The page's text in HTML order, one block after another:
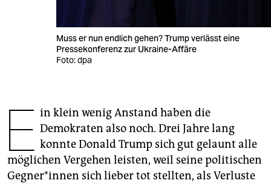
genossenschaft
epaper login
Muss er nun endlich gehen? Trump verlässt eine
Pressekonferenz zur Ukraine-Affäre
Foto: dpa
E in klein wenig Anstand haben die
Demokraten also noch. Drei Jahre lang
konnte Donald Trump sich gut gelaunt alle
möglichen Vergehen leisten, weil seine politischen
Gegner*innen sich lieber tot stellten, als Verluste